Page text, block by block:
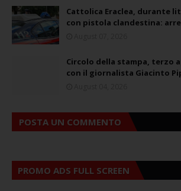
Cattolica Eraclea, durante
con pistola clandestina:
Circolo della stampa, terzo
con il giornalista Giacinto
POSTA UN COMMENTO
PROMO ADS FULL SCREEN